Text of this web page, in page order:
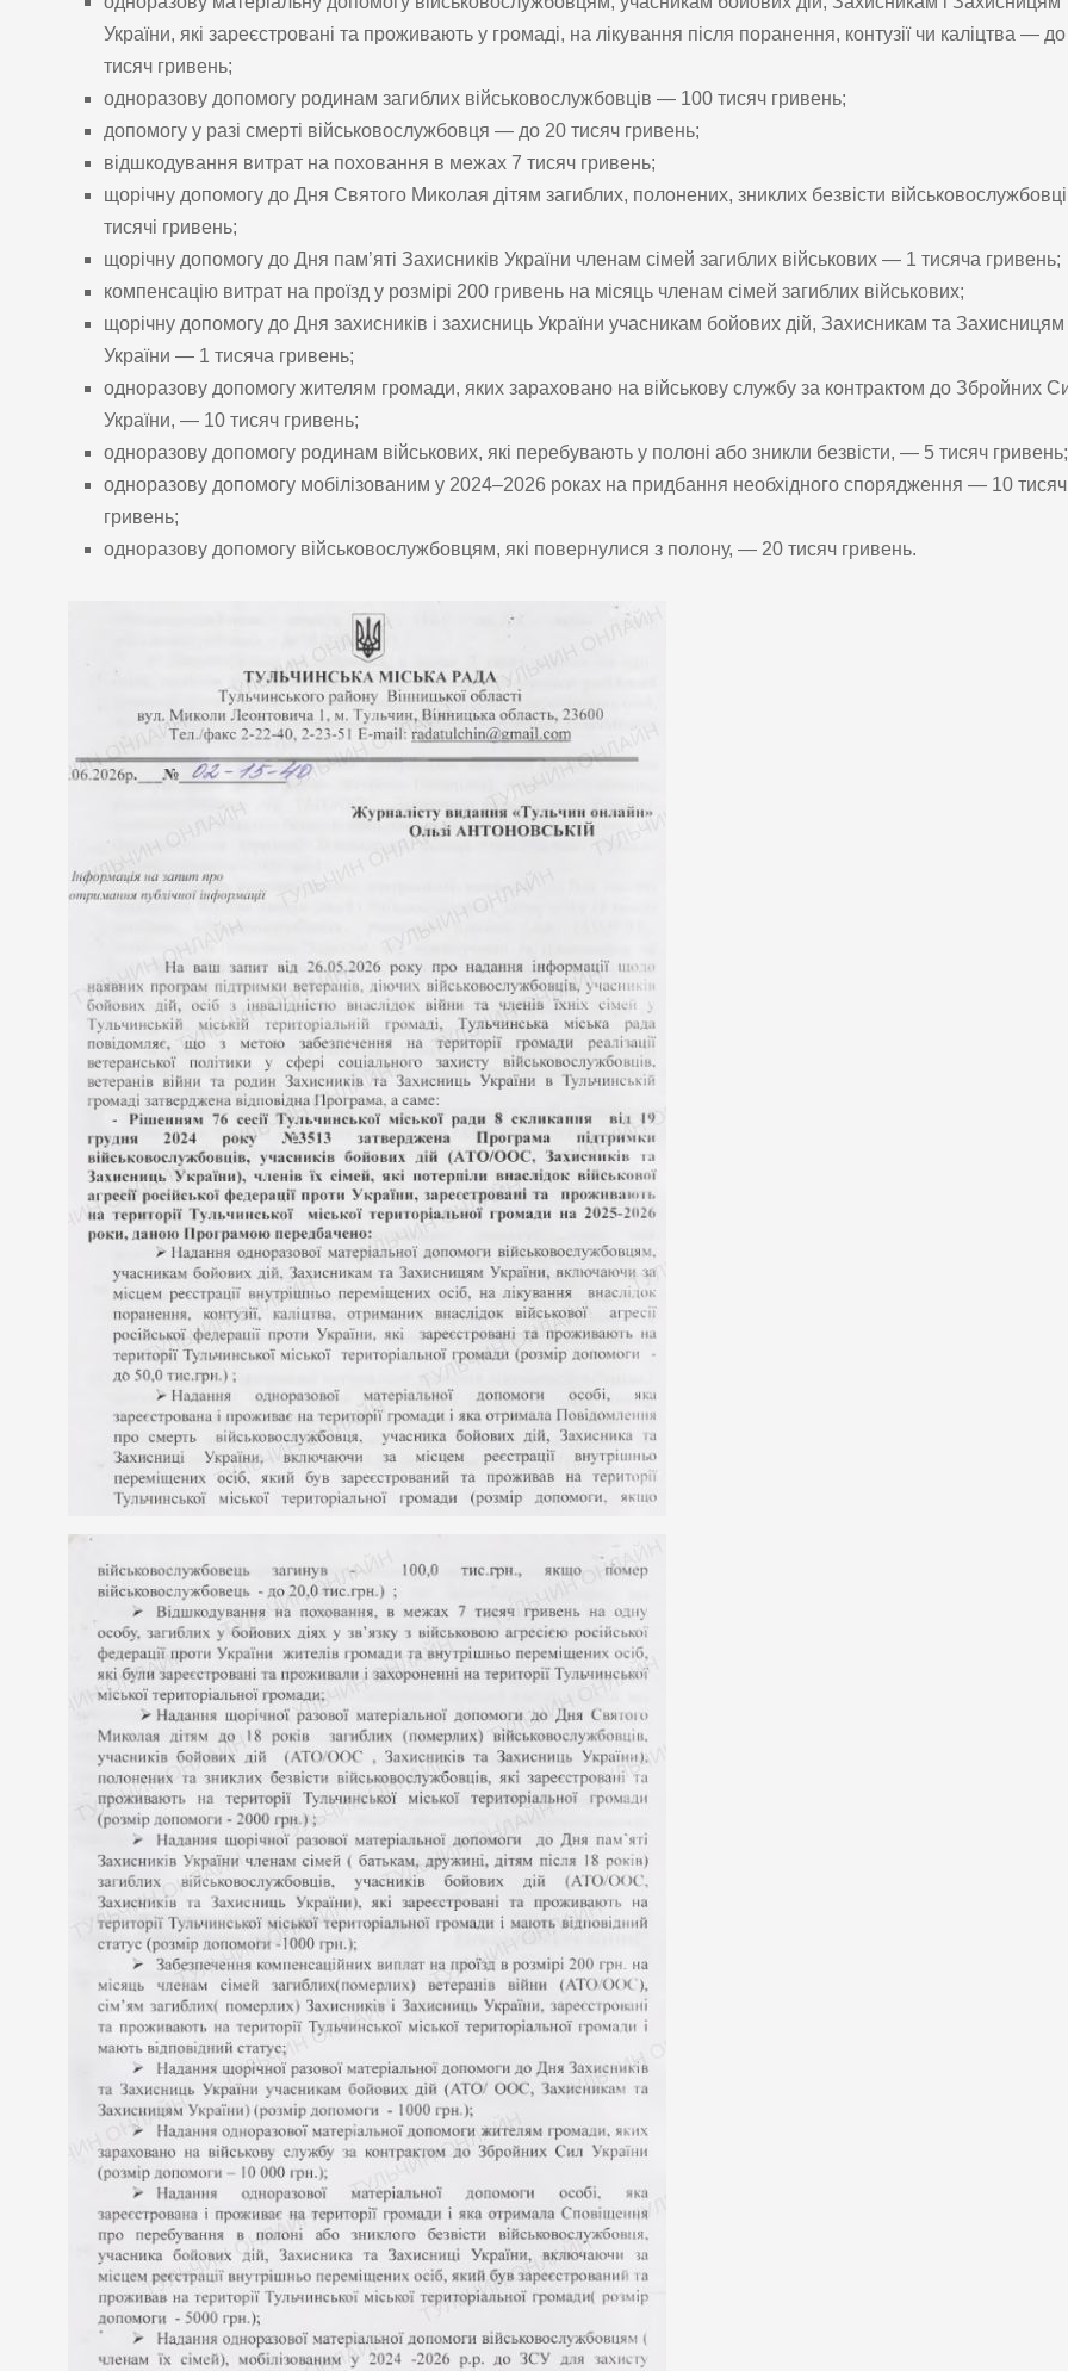
України, які зареєстровані та проживають у громаді, на лікування після поранення, контузії чи каліцтва —
тисяч гривень;
одноразову допомогу родинам загиблих військовослужбовців — 100 тисяч гривень;
допомогу у разі смерті військовослужбовця — до 20 тисяч гривень;
відшкодування витрат на поховання в межах 7 тисяч гривень;
щорічну допомогу до Дня Святого Миколая дітям загиблих, полонених, зниклих безвісти
тисячі гривень;
щорічну допомогу до Дня пам’яті Захисників України членам сімей загиблих військових — 1 тисяча гривень;
компенсацію витрат на проїзд у розмірі 200 гривень на місяць членам сімей загиблих військових;
щорічну допомогу до Дня захисників і захисниць України учасникам бойових дій, Захисникам та Захисницям
України — 1 тисяча гривень;
одноразову допомогу жителям громади, яких зараховано на військову службу за контрактом до Збройних
України, — 10 тисяч гривень;
одноразову допомогу родинам військових, які перебувають у полоні або зникли безвісти, — 5 тисяч гривень;
одноразову допомогу мобілізованим у 2024–2026 роках на придбання необхідного спорядження — 10 тисяч
гривень;
одноразову допомогу військовослужбовцям, які повернулися з полону, — 20 тисяч гривень.